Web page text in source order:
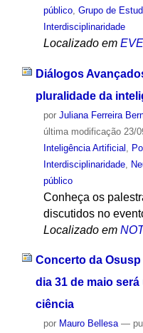
público, Grupo de
Interdisciplinaridade
Localizado em
Diálogos
pluralidade da
por Juliana Ferreira
última modificação23/
Inteligência Artificial
Interdisciplinaridade,
público
Conheça os
discutidos no
Localizado em
Concerto da
dia 31 de maio
ciência
por Mauro Bellesa —